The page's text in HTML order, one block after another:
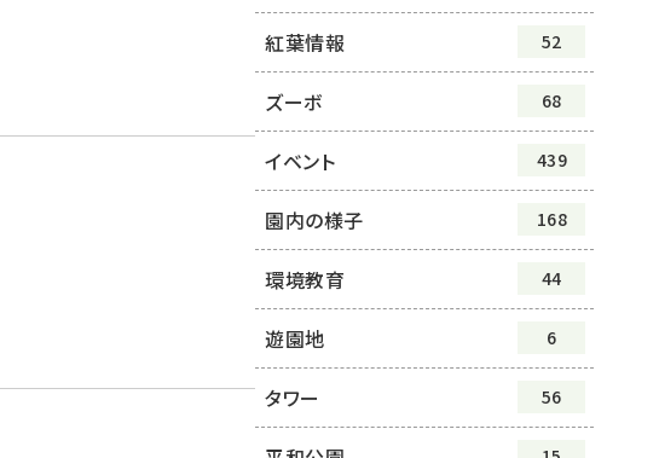
紅葉情報 52
ズーボ 68
イベント 439
園内の様子 168
環境教育 44
遊園地 6
タワー 56